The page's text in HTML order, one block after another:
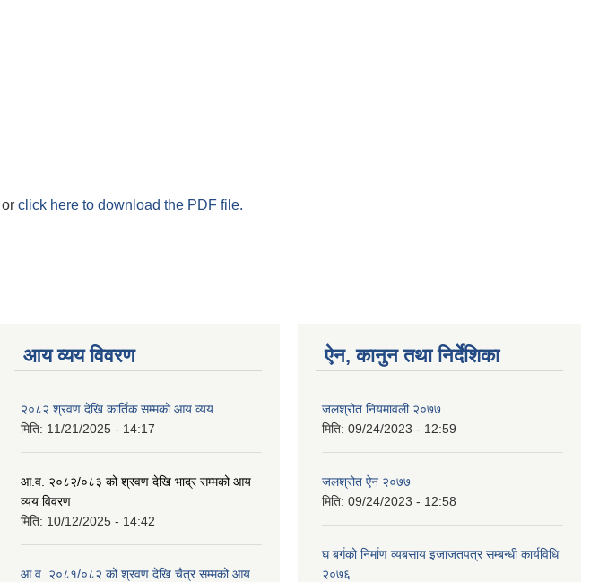
or click here to download the PDF file.
आय व्यय विवरण
२०८२ श्रवण देखि कार्तिक सम्मको आय व्यय
मिति: 11/21/2025 - 14:17
आ.व. २०८२/०८३ को श्रवण देखि भाद्र सम्मको आय
व्यय विवरण
मिति: 10/12/2025 - 14:42
आ.व. २०८१/०८२ को श्रवण देखि चैत्र सम्मको आय
ऐन, कानुन तथा निर्देशिका
जलश्रोत नियमावली २०७७
मिति: 09/24/2023 - 12:59
जलश्रोत ऐन २०७७
मिति: 09/24/2023 - 12:58
घ बर्गको निर्माण व्यबसाय इजाजतपत्र सम्बन्धी कार्यविधि
२०७६